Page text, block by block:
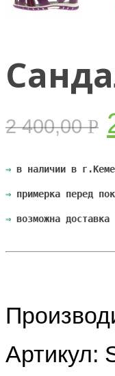
2 400,00Р
⇒ в наличии в
⇒ примерка перед
⇒ возможна
Артикул: